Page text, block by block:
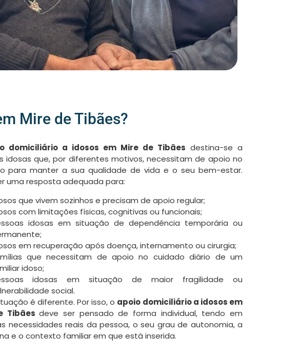
Mire de Tibães?
domiciliário a idosos em Mire de Tibães destina-se a
idosas que, por diferentes motivos, necessitam de apoio no
para manter a sua qualidade de vida e o seu bem-estar.
uma resposta adequada para:
que vivem sozinhos e precisam de apoio regular;
com limitações físicas, cognitivas ou funcionais;
idosas em situação de dependência temporária ou
em recuperação após doença, internamento ou cirurgia;
que necessitam de apoio no cuidado diário de um
idoso;
idosas em situação de maior fragilidade ou
social.
é diferente. Por isso, o apoio domiciliário a idosos em
Tibãesdeve ser pensado de forma individual, tendo em
necessidades reais da pessoa, o seu grau de autonomia, a
e o contexto familiar em que está inserida.